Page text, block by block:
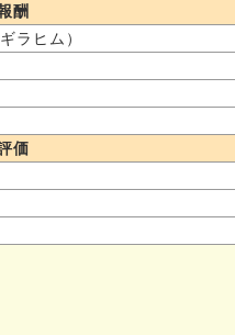
酬
ラヒム）
価